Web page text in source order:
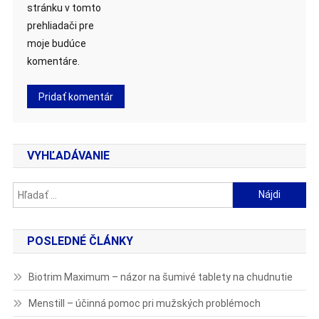
stránku v tomto
prehliadači pre
moje budúce
komentáre.
VYHĽADÁVANIE
Hľadať:
POSLEDNÉ ČLÁNKY
Biotrim Maximum – názor na šumivé tablety na chudnutie
Menstill – účinná pomoc pri mužských problémoch